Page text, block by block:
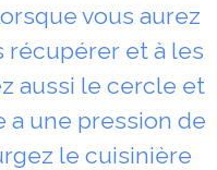
vous aurez
récupérer et à les
aussi le cercle et
a une pression de
le cuisinière